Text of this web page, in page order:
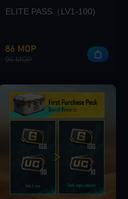
ELITE PASS（LV1-100)
86 MOP
96 MOP